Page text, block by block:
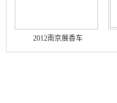
2012南京展香车